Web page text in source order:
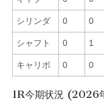
シリンダ 0 0
シャフト 0 1
キャリボ 0 0
1R今期状況 (2026